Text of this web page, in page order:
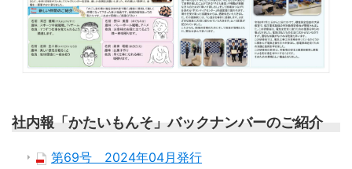
社内報「かたいもんそ」バックナンバーのご紹介
第69号 2024年04月発行